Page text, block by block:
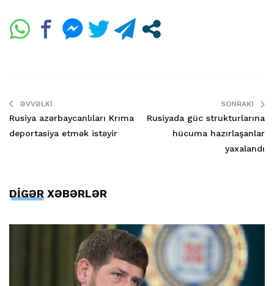
ƏVVƏLKI
Rusiya azərbaycanlıları Krıma
deportasiya etmək istəyir
SONRAKI
Rusiyada güc strukturlarına
hücuma hazırlaşanlar
yaxalandı
DİGƏR XƏBƏRLƏR